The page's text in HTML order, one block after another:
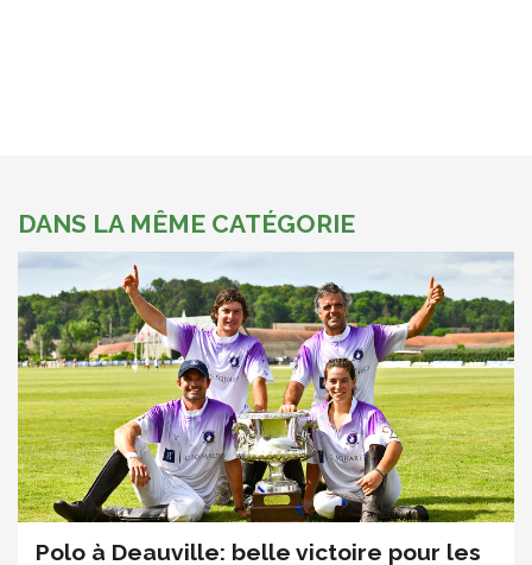
DANS LA MÊME CATÉGORIE
Polo à Deauville: belle victoire pour les